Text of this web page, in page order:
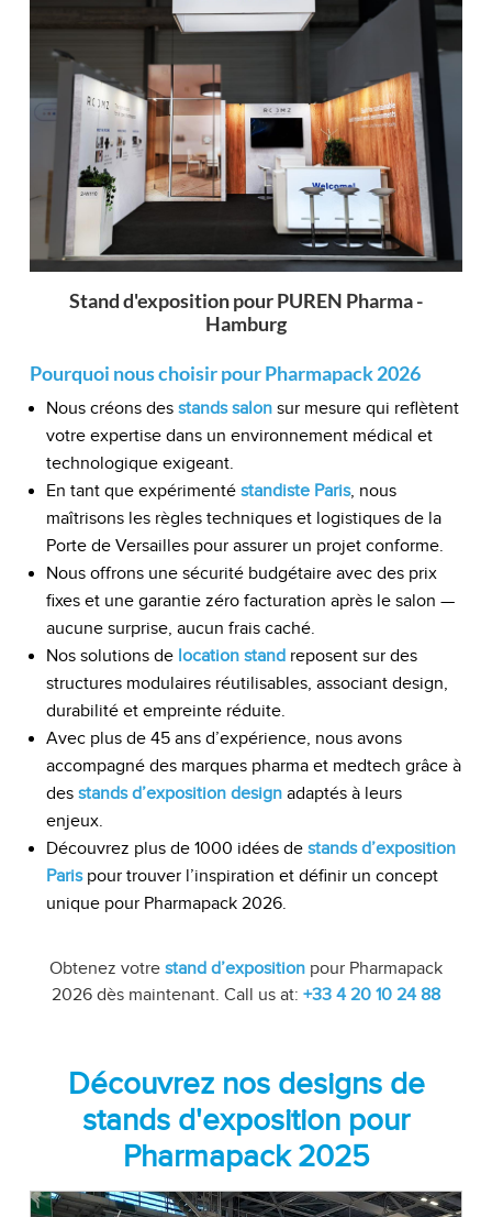
Stand d'exposition pour PUREN Pharma -
Hamburg
Pourquoi nous choisir pour Pharmapack 2026
Nous créons des stands salon sur mesure qui reflètent
votre expertise dans un environnement médical et
technologique exigeant.
En tant que expérimenté standiste Paris, nous
maîtrisons les règles techniques et logistiques de la
Porte de Versailles pour assurer un projet conforme.
Nous offrons une sécurité budgétaire avec des prix
fixes et une garantie zéro facturation après le salon —
aucune surprise, aucun frais caché.
Nos solutions de location stand reposent sur des
structures modulaires réutilisables, associant design,
durabilité et empreinte réduite.
Avec plus de 45 ans d’expérience, nous avons
accompagné des marques pharma et medtech grâce à
des stands d’exposition design adaptés à leurs
enjeux.
Découvrez plus de 1000 idées de stands d’exposition
Parispour trouver l’inspiration et définir un concept
unique pour Pharmapack 2026.
Obtenez votre stand d’exposition pour Pharmapack
2026 dès maintenant. Call us at: +33 4 20 10 24 88
Découvrez nos designs de
stands d'exposition pour
Pharmapack 2025